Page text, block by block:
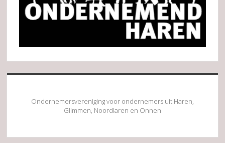
Ondernemersvereniging voor ondernemers uit Haren,
Glimmen, Noordlaren en Onnen